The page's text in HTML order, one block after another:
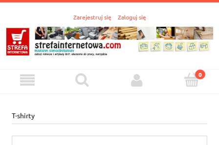
Zarejestruj się Zaloguj się
T-shirty